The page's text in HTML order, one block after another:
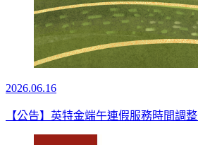
2026.06.16
【公告】英特金端午連假服務時間調